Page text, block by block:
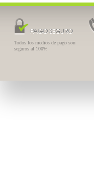
PAGO SEGURO
Todos los medios de pago son
seguros al 100%